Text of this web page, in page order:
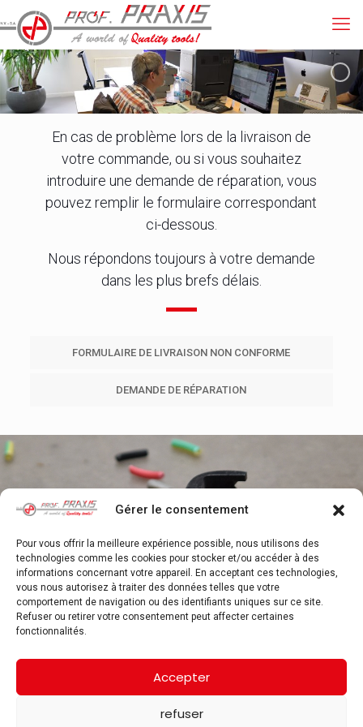
Gérer le consentement
Pour vous offrir la meilleure expérience possible, nous utilisons des
technologies comme les cookies pour stocker et/ou accéder à des
informations concernant votre appareil. En acceptant ces technologies,
vous nous autorisez à traiter des données telles que votre
comportement de navigation ou des identifiants uniques sur ce site.
Refuser ou retirer votre consentement peut affecter certaines
fonctionnalités.
Accepter
refuser
En cas de problème lors de la livraison de
votre commande, ou si vous souhaitez
introduire une demande de réparation, vous
pouvez remplir le formulaire correspondant
ci-dessous.
Nous répondons toujours à votre demande
dans les plus brefs délais.
FORMULAIRE DE LIVRAISON NON CONFORME
DEMANDE DE RÉPARATION